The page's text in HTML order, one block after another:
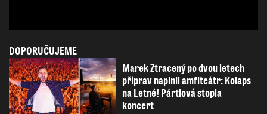
DOPORUČUJEME
Marek Ztracený po dvou letech
příprav naplnil amfiteátr: Kolaps
na Letné! Pártlová stopla
koncert